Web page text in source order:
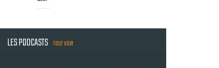
LES PODCASTS TOUT VOIR